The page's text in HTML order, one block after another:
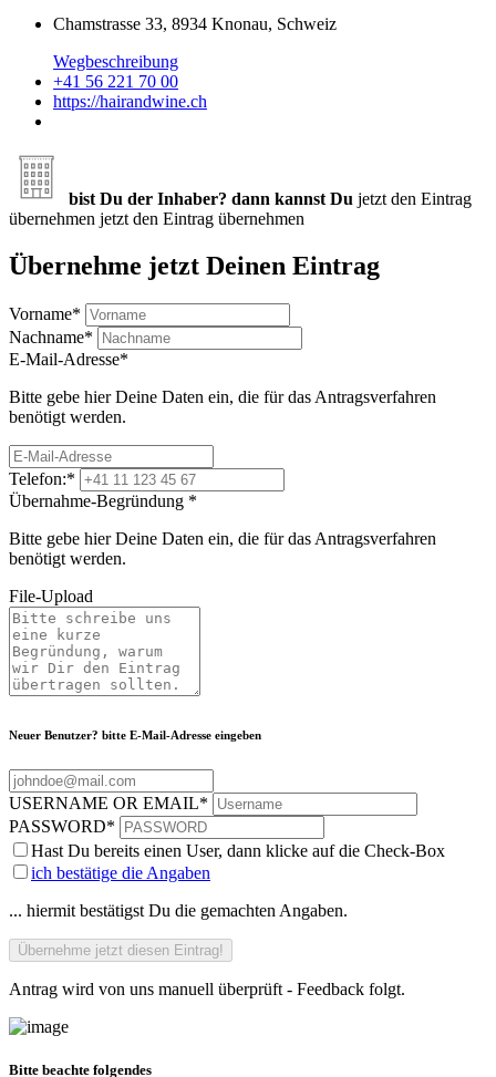
Chamstrasse 33, 8934 Knonau, Schweiz
Wegbeschreibung
+41 56 221 70 00
https://hairandwine.ch
bist Du der Inhaber? dann kannst Du jetzt den Eintrag
übernehmen jetzt den Eintrag übernehmen
Übernehme jetzt Deinen Eintrag
Vorname*
Nachname*
E-Mail-Adresse*
Bitte gebe hier Deine Daten ein, die für das Antragsverfahren
benötigt werden.
Telefon:*
Übernahme-Begründung *
Bitte gebe hier Deine Daten ein, die für das Antragsverfahren
benötigt werden.
File-Upload
Neuer Benutzer? bitte E-Mail-Adresse eingeben
USERNAME OR EMAIL*
PASSWORD*
Hast Du bereits einen User, dann klicke auf die Check-Box
ich bestätige die Angaben
... hiermit bestätigst Du die gemachten Angaben.
Antrag wird von uns manuell überprüft - Feedback folgt.
Bitte beachte folgendes